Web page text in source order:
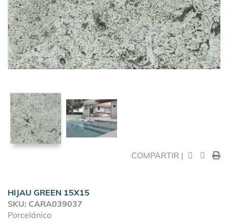
COMPARTIR |
HIJAU GREEN 15X15
SKU: CARA039037
Porcelánico